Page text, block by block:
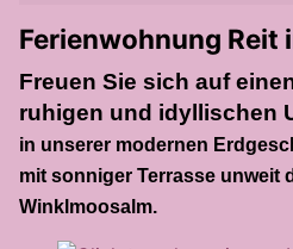
Ferienwohnung Reit
Freuen Sie sich auf
ruhigen und idyllischen
in unserer modernen
mit sonniger Terrasse unweit
Winklmoosalm.